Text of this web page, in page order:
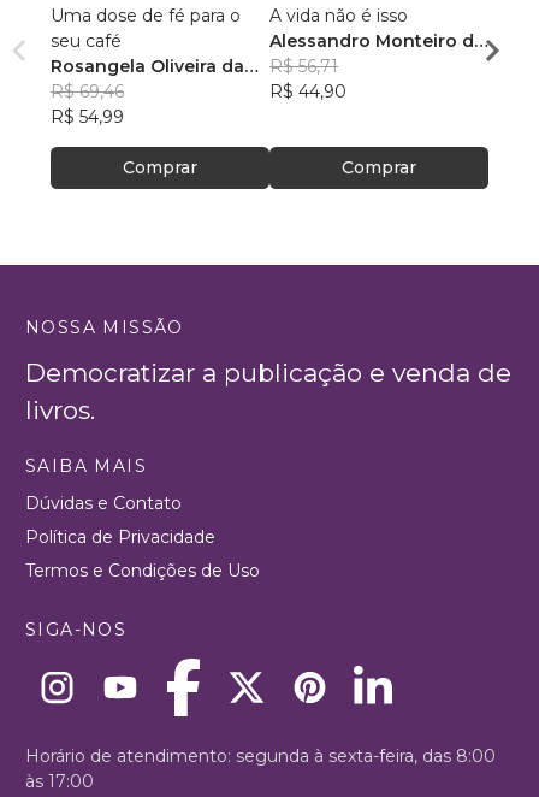
Uma dose de fé para o
seu café
Rosangela Oliveira da
Silva
R$ 69,46
R$ 54,99
Comprar
A vida não é isso
Alessandro Monteiro de
Menezes
R$ 56,71
R$ 44,90
Comprar
R$
NOSSA MISSÃO
Democratizar a publicação e venda de
livros.
SAIBA MAIS
Dúvidas e Contato
Política de Privacidade
Termos e Condições de Uso
SIGA-NOS
Horário de atendimento: segunda à sexta-feira, das 8:00
às 17:00